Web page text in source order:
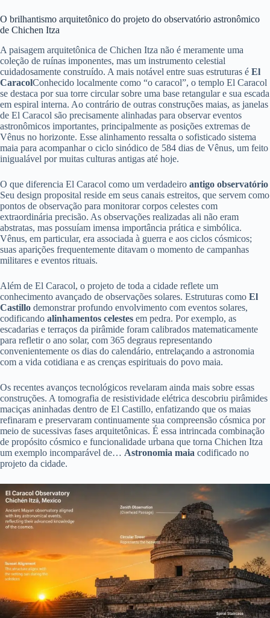
O brilhantismo arquitetônico do projeto do observatório astronômico
de Chichen Itza
A paisagem arquitetônica de Chichen Itza não é meramente uma
coleção de ruínas imponentes, mas um instrumento celestial
cuidadosamente construído. A mais notável entre suas estruturas é El
CaracolConhecido localmente como “o caracol”, o templo El Caracol
se destaca por sua torre circular sobre uma base retangular e sua escada
em espiral interna. Ao contrário de outras construções maias, as janelas
de El Caracol são precisamente alinhadas para observar eventos
astronômicos importantes, principalmente as posições extremas de
Vênus no horizonte. Esse alinhamento ressalta o sofisticado sistema
maia para acompanhar o ciclo sinódico de 584 dias de Vênus, um feito
inigualável por muitas culturas antigas até hoje.
O que diferencia El Caracol como um verdadeiro antigo observatório
Seu design proposital reside em seus canais estreitos, que servem como
pontos de observação para monitorar corpos celestes com
extraordinária precisão. As observações realizadas ali não eram
abstratas, mas possuíam imensa importância prática e simbólica.
Vênus, em particular, era associada à guerra e aos ciclos cósmicos;
suas aparições frequentemente ditavam o momento de campanhas
militares e eventos rituais.
Além de El Caracol, o projeto de toda a cidade reflete um
conhecimento avançado de observações solares. Estruturas como El
Castillo demonstrar profundo envolvimento com eventos solares,
codificando alinhamentos celestes em pedra. Por exemplo, as
escadarias e terraços da pirâmide foram calibrados matematicamente
para refletir o ano solar, com 365 degraus representando
convenientemente os dias do calendário, entrelaçando a astronomia
com a vida cotidiana e as crenças espirituais do povo maia.
Os recentes avanços tecnológicos revelaram ainda mais sobre essas
construções. A tomografia de resistividade elétrica descobriu pirâmides
maciças aninhadas dentro de El Castillo, enfatizando que os maias
refinaram e preservaram continuamente sua compreensão cósmica por
meio de sucessivas fases arquitetônicas. É essa intrincada combinação
de propósito cósmico e funcionalidade urbana que torna Chichen Itza
um exemplo incomparável de… Astronomia maia codificado no
projeto da cidade.